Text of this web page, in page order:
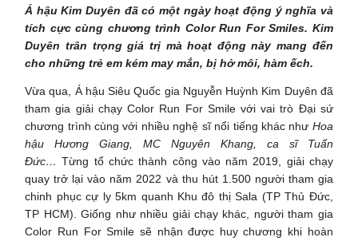
Á hậu Kim Duyên đã có một ngày hoạt động ý nghĩa và
tích cực cùng chương trình Color Run For Smiles. Kim
Duyên trân trọng giá trị mà hoạt động này mang đến
cho những trẻ em kém may mắn, bị hở môi, hàm ếch.
Vừa qua, Á hậu Siêu Quốc gia Nguyễn Huỳnh Kim Duyên đã
tham gia giải chạy Color Run For Smile với vai trò Đại sứ
chương trình cùng với nhiều nghệ sĩ nổi tiếng khác như Hoa
hậu Hương Giang, MC Nguyên Khang, ca sĩ Tuấn
Đức…Từng tổ chức thành công vào năm 2019, giải chạy
quay trở lại vào năm 2022 và thu hút 1.500 người tham gia
chinh phục cự ly 5km quanh Khu đô thị Sala (TP Thủ Đức,
TP HCM). Giống như nhiều giải chạy khác, người tham gia
Color Run For Smile sẽ nhận được huy chương khi hoàn